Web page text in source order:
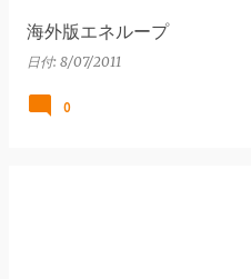
海外版エネループ
日付: 8/07/2011
0